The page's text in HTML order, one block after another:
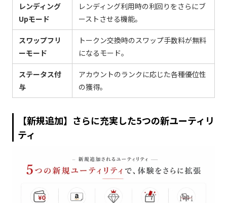
レンディング
Upモード
レンディング利用時の利回りをさらにブ
ーストさせる機能。
スワップフリ
ーモード
トークン交換時のスワップ手数料が無料
になるモード。
ステータス付
与
アカウントのランクに応じた各種優位性
の獲得。
【新規追加】さらに充実した5つの新ユーティリ
ティ